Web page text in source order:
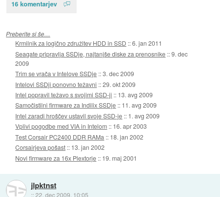
16 komentarjev
Preberite si še…
Krmilnik za logično združitev HDD in SSD ::6. jan 2011
Seagate pripravlja SSDje, najtanjše diske za prenosnike ::9. dec
2009
Trim se vrača v Intelove SSDje ::3. dec 2009
Intelovi SSDji ponovno težavni ::29. okt 2009
Intel popravil težavo s svojimi SSD-ji :: 13. avg 2009
Samočistilni firmware za Indilix SSDje :: 11. avg 2009
Intel zaradi hroščev ustavil svoje SSD-je :: 1. avg 2009
Vplivi pogodbe med VIA in Intelom :: 16. apr 2003
Test Corsair PC2400 DDR RAMa :: 18. jan 2002
Corsairjeva pošast :: 13. jan 2002
Novi firmware za 16x Plextorje :: 19. maj 2001
jlpktnst
::22. dec 2009, 10:05